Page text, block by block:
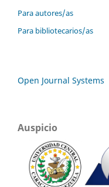
Para autores/as
Para bibliotecarios/as
Open Journal Systems
Auspicio